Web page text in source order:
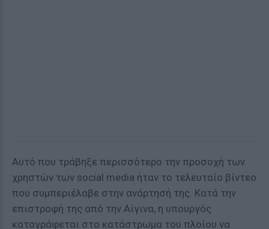
Αυτό που τράβηξε περισσότερο την προσοχή των
χρηστών των social media ήταν το τελευταίο βίντεο
που συμπεριέλαβε στην ανάρτησή της. Κατά την
επιστροφή της από την Αίγινα, η υπουργός
καταγράφεται στο κατάστρωμα του πλοίου να